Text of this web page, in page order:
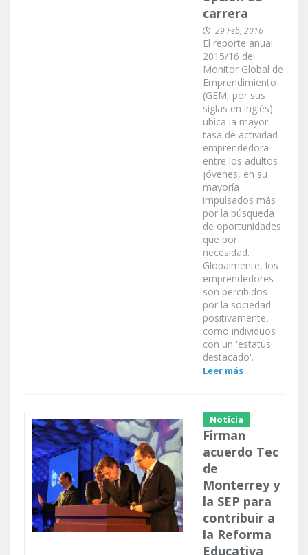
carrera
29 Feb, 2016
El reporte anual
2015/16 del
Monitor Global de
Emprendimiento
(GEM, por sus
siglas en inglés)
ubica la mayor
tasa de actividad
emprendedora
entre los adultos
jóvenes, en su
mayoría
impulsados más
por la búsqueda
de oportunidades
que por
necesidad.
Globalmente, los
emprendedores
son percibidos
por la sociedad
positivamente,
como individuos
con un 'estatus
destacado'.
Leer más
Noticia
Firman
acuerdo Tec
de
Monterrey y
la SEP para
contribuir a
la Reforma
Educativa